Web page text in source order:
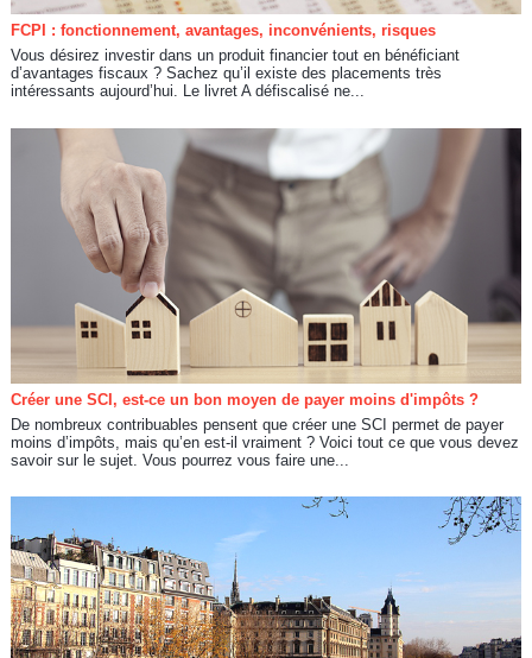
FCPI : fonctionnement, avantages, inconvénients, risques
Vous désirez investir dans un produit financier tout en bénéficiant
d’avantages fiscaux ? Sachez qu’il existe des placements très
intéressants aujourd’hui. Le livret A défiscalisé ne...
Créer une SCI, est-ce un bon moyen de payer moins d'impôts ?
De nombreux contribuables pensent que créer une SCI permet de payer
moins d’impôts, mais qu’en est-il vraiment ? Voici tout ce que vous devez
savoir sur le sujet. Vous pourrez vous faire une...